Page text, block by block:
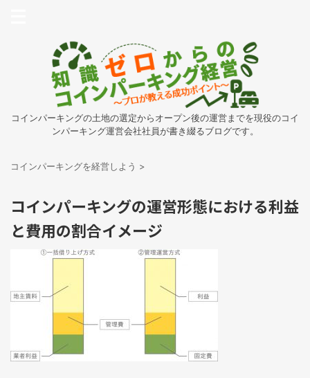
コインパーキングの土地の選定からオープン後の運営までを現役のコイ
ンパーキング運営会社社員が書き綴るブログです。
コインパーキングを経営しよう >
コインパーキングの運営形態における利益
と費用の割合イメージ